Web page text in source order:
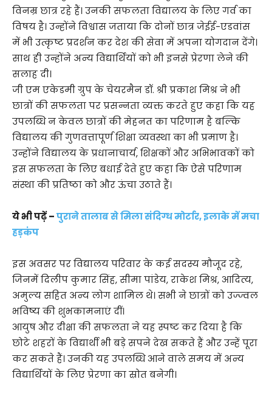
विनम्र छात्र रहे हैं। उनकी सफलता विद्यालय के लिए गर्व का
विषय है। उन्होंने विश्वास जताया कि दोनों छात्र जेईई-एडवांस
में भी उत्कृष्ट प्रदर्शन कर देश की सेवा में अपना योगदान देंगे।
साथ ही उन्होंने अन्य विद्यार्थियों को भी इनसे प्रेरणा लेने की
सलाह दी।
जी एम एकेडमी ग्रुप के चेयरमैन डॉ. श्री प्रकाश मिश्र ने भी
छात्रों की सफलता पर प्रसन्नता व्यक्त करते हुए कहा कि यह
उपलब्धि न केवल छात्रों की मेहनत का परिणाम है बल्कि
विद्यालय की गुणवत्तापूर्ण शिक्षा व्यवस्था का भी प्रमाण है।
उन्होंने विद्यालय के प्रधानाचार्य, शिक्षकों और अभिभावकों को
इस सफलता के लिए बधाई देते हुए कहा कि ऐसे परिणाम
संस्था की प्रतिष्ठा को और ऊंचा उठाते हैं।
ये भी पढ़ें –पुराने तालाब से मिला संदिग्ध मोर्टार, इलाके में मचा
हड़कंप
इस अवसर पर विद्यालय परिवार के कई सदस्य मौजूद रहे,
जिनमें दिलीप कुमार सिंह, सीमा पांडेय, राकेश मिश्र, आदित्य,
अमुल्य सहित अन्य लोग शामिल थे। सभी ने छात्रों को उज्ज्वल
भविष्य की शुभकामनाएं दीं।
आयुष और दीक्षा की सफलता ने यह स्पष्ट कर दिया है कि
छोटे शहरों के विद्यार्थी भी बड़े सपने देख सकते हैं और उन्हें पूरा
कर सकते हैं। उनकी यह उपलब्धि आने वाले समय में अन्य
विद्यार्थियों के लिए प्रेरणा का स्रोत बनेगी।